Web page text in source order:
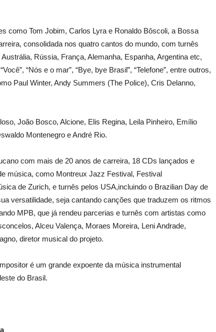
como Tom Jobim, Carlos Lyra e Ronaldo Bôscoli, a Bossa
consolidada nos quatro cantos do mundo, com turnês
Rússia, França, Alemanha, Espanha, Argentina etc,
“Nós e o mar”, “Bye, bye Brasil”, “Telefone”, entre outros,
Paul Winter, Andy Summers (The Police), Cris Delanno,
João Bosco, Alcione, Elis Regina, Leila Pinheiro, Emílio
Montenegro e André Rio.
com mais de 20 anos de carreira, 18 CDs lançados e
música, como Montreux Jazz Festival, Festival
de Zurich, e turnês pelos USA,incluindo o Brazilian Day de
versatilidade, seja cantando canções que traduzem os ritmos
MPB, que já rendeu parcerias e turnês com artistas como
Alceu Valença, Moraes Moreira, Leni Andrade,
diretor musical do projeto.
é um grande expoente da música instrumental
do Brasil.